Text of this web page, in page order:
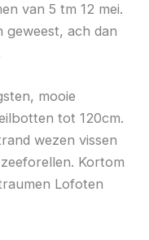
van 5 tm 12 mei.
geweest, ach dan
mooie
tot 120cm.
wezen vissen
Kortom
Lofoten